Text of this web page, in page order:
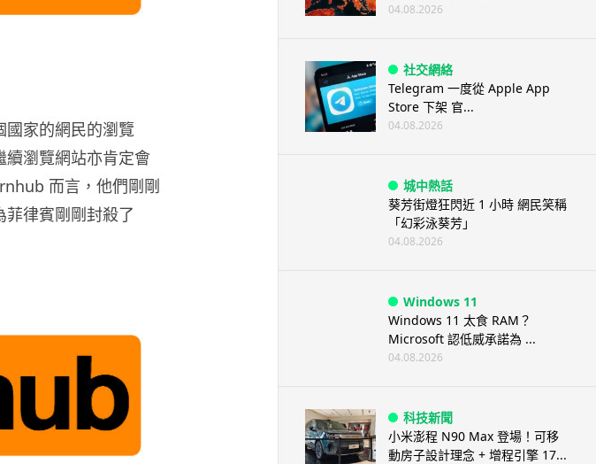
國家的網民的瀏覽
瀏覽網站亦肯定會
而言，他們剛剛
律賓剛剛封殺了
04.08.2026
社交網絡
Telegram 一度從 Apple App
Store 下架 官...
04.08.2026
城中熱話
葵芳街燈狂閃近 1 小時 網民笑稱
「幻彩泳葵芳」
04.08.2026
Windows 11
Windows 11 太食 RAM？
Microsoft 認低威承諾為 ...
04.08.2026
科技新聞
小米澎程 N90 Max 登場！可移
動房子設計理念 + 增程引擎 17...